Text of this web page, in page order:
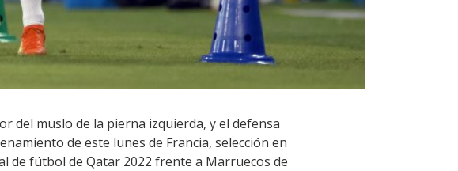
del muslo de la pierna izquierda, y el defensa
de este lunes de Francia, selección en
de fútbol de Qatar 2022 frente a Marruecos de